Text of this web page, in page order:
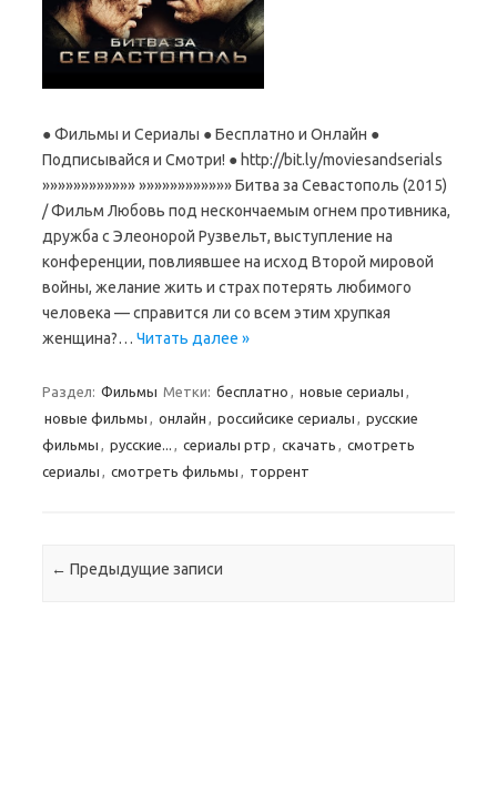
● Фильмы и Сериалы ● Бесплатно и Онлайн ●
Подписывайся и Смотри! ● http://bit.ly/moviesandserials
»»»»»»»»»»»» »»»»»»»»»»»» Битва за Севастополь (2015)
/ Фильм Любовь под нескончаемым огнем противника,
дружба с Элеонорой Рузвельт, выступление на
конференции, повлиявшее на исход Второй мировой
войны, желание жить и страх потерять любимого
человека — справится ли со всем этим хрупкая
женщина?… Читать далее »
Раздел: Фильмы Метки: бесплатно , новые сериалы ,
новые фильмы , онлайн , российсике сериалы , русские
фильмы , русские... , сериалы ртр , скачать , смотреть
сериалы , смотреть фильмы , торрент
Навигация по записям
← Предыдущие записи